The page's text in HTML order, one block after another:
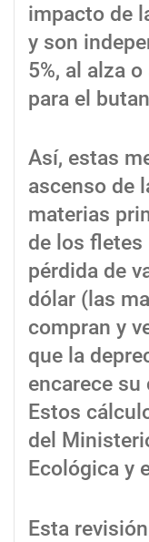
impacto de
y son
5%, al alza
para el
Así, estas
ascenso de
materias
de los fletes
pérdida de
dólar (las
compran y
que la
encarece
Estos
del
Ecológica y
Esta